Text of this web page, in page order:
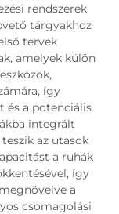
rendszerek
tárgyakhoz
tervek
amelyek külön
így
és a potenciális
integrált
az utasok
a ruhák
így
a
csomagolási